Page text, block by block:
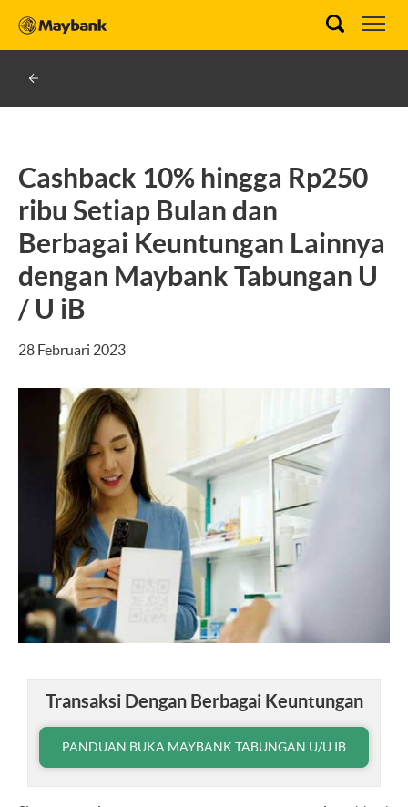
Cashback 10% hingga Rp250
ribu Setiap Bulan dan
Berbagai Keuntungan Lainnya
dengan Maybank Tabungan U
/ U iB
28 Februari 2023
Transaksi Dengan Berbagai Keuntungan
PANDUAN BUKA MAYBANK TABUNGAN U/U IB